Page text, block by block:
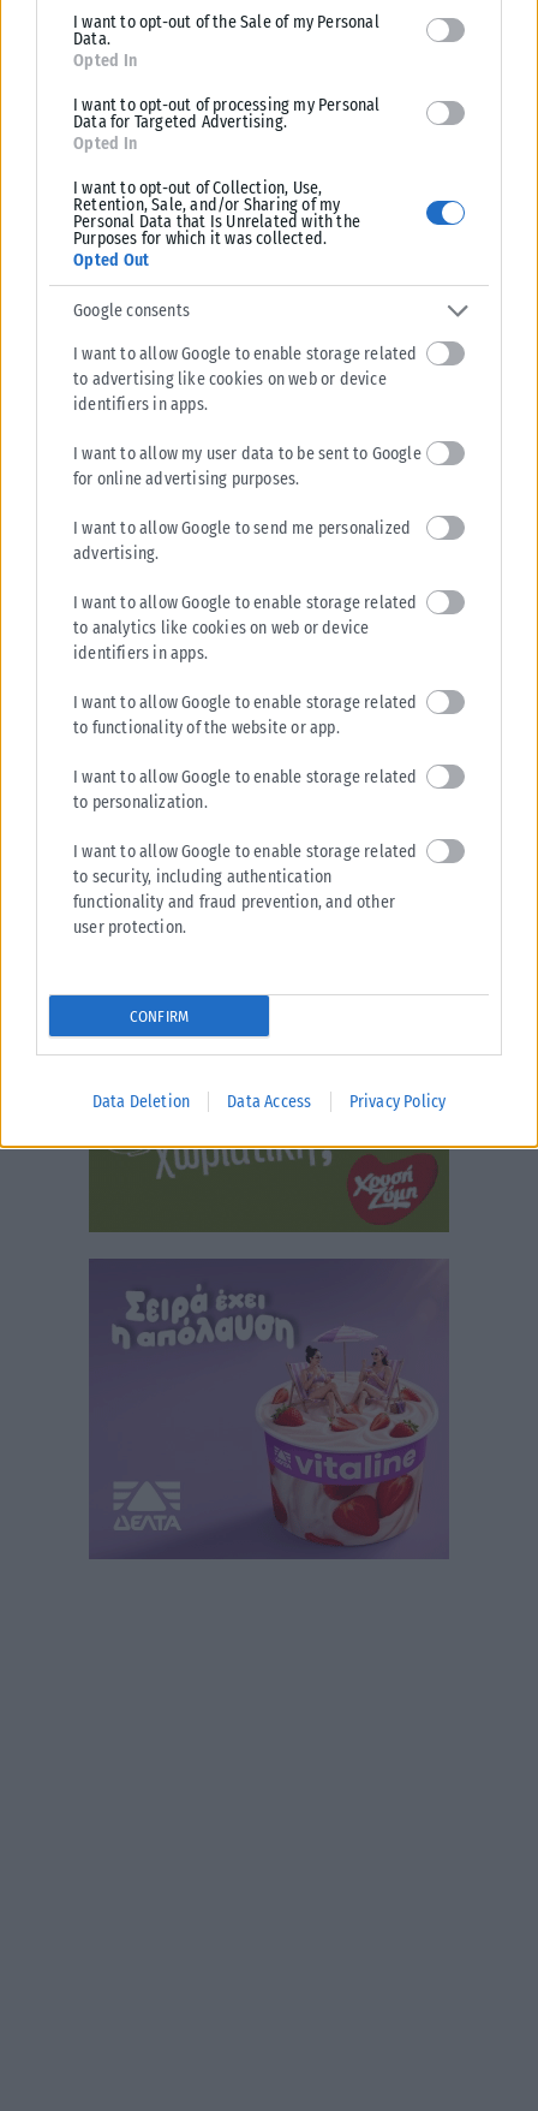
I want to opt-out of the Sale of my Personal
Data.
Opted In
I want to opt-out of processing my Personal
Data for Targeted Advertising.
Opted In
I want to opt-out of Collection, Use,
Retention, Sale, and/or Sharing of my
Personal Data that Is Unrelated with the
Purposes for which it was collected.
Opted Out
Google consents
I want to allow Google to enable storage related
to advertising like cookies on web or device
identifiers in apps.
I want to allow my user data to be sent to Google
for online advertising purposes.
I want to allow Google to send me personalized
advertising.
I want to allow Google to enable storage related
to analytics like cookies on web or device
identifiers in apps.
I want to allow Google to enable storage related
to functionality of the website or app.
I want to allow Google to enable storage related
to personalization.
I want to allow Google to enable storage related
to security, including authentication
functionality and fraud prevention, and other
user protection.
CONFIRM
Data Deletion Data Access Privacy Policy
Στις 2 Σεπτεμβρίου η «πρεμιέρα» του οικονομικού
Τσίπρας
Το οικονομικό πρόγραμμα της ΕΛ.Α.Σ. θα παρουσιάσει ο πρόεδρος του
κόμματος, Αλέξης Τσίπρας, στις 2 Σεπτεμβρίου, σε εκδήλωση στη
ΑΝΑΡΤΉΘΗΚΕ ΑΠΌKARFITSANEWS